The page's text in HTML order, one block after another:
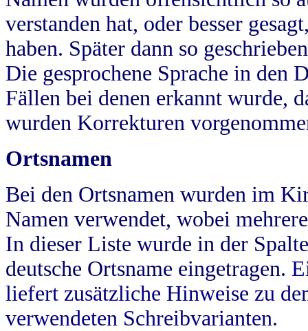
verstanden hat, oder besser
haben. Später dann so
Die gesprochene Sprache in
Fällen bei denen erkannt wurde,
wurden Korrekturen
Ortsnamen
Bei den Ortsnamen wurden im
Namen verwendet, wobei
In dieser Liste wurde in der
deutsche Ortsname eingetragen.
liefert zusätzliche Hinweise zu
verwendeten Schreibvarianten.